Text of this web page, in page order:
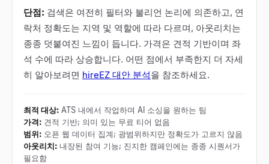
단점: 검색은 여전히 필터와 불리언 논리에 의존하고, 연
락처 정확도는 지역 및 역할에 따라 다르며, 아웃리치는
종종 덧붙여진 느낌이 듭니다. 가격은 견적 기반이며 좌
석 수에 따라 상승합니다. 어떤 점에서 부족한지 더 자세
히 알아보려면 hireEZ 대안 분석을 참조하세요.
최적 대상: ATS 내에서 작업하며 AI 소싱을 원하는 팀
가격: 견적 기반; 의미 있는 무료 티어 없음
범위: 오픈 웹 데이터 집계; 광범위하지만 정확도가 고르지 않음
아웃리치: 내장된 참여 기능; 진지한 캠페인에는 종종 시퀀서가
필요함